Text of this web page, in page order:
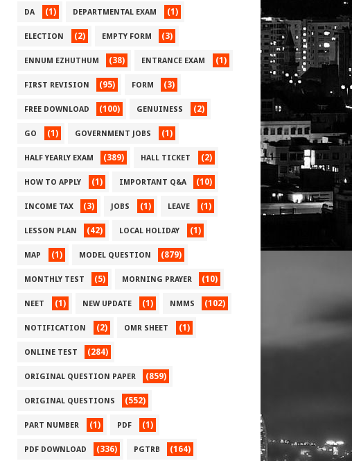
DA (1) DEPARTMENTAL EXAM (1)
ELECTION (2) EMPTY FORM (3)
ENNUM EZHUTHUM (38) ENTRANCE EXAM (1)
FIRST REVISION (95) FORM (3)
FREE DOWNLOAD (100) GENUINESS (2)
GO (1) GOVERNMENT JOBS (1)
HALF YEARLY EXAM (389) HALL TICKET (2)
HOW TO APPLY (1) IMPORTANT Q&A (10)
INCOME TAX (3) JOBS (1) LEAVE (1)
LESSON PLAN (42) LOCAL HOLIDAY (1)
MAP (1) MODEL QUESTION (879)
MONTHLY TEST (5) MORNING PRAYER (10)
NEET (1) NEW UPDATE (1) NMMS (102)
NOTIFICATION (2) OMR SHEET (1)
ONLINE TEST (284)
ORIGINAL QUESTION PAPER (859)
ORIGINAL QUESTIONS (552)
PART NUMBER (1) PDF (1)
PDF DOWNLOAD (336) PGTRB (164)